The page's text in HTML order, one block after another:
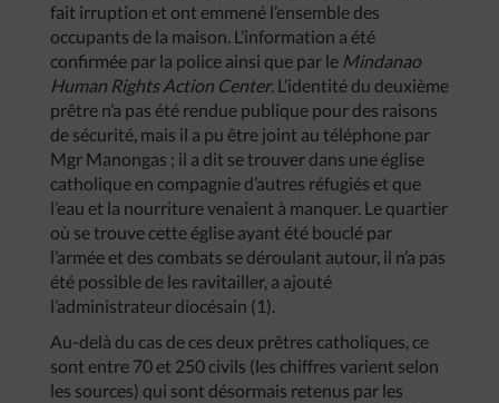
fait irruption et ont emmené l’ensemble des
occupants de la maison. L’information a été
confirmée par la police ainsi que par le Mindanao
Human Rights Action Center. L’identité du deuxième
prêtre n’a pas été rendue publique pour des raisons
de sécurité, mais il a pu être joint au téléphone par
Mgr Manongas ; il a dit se trouver dans une église
catholique en compagnie d’autres réfugiés et que
l’eau et la nourriture venaient à manquer. Le quartier
où se trouve cette église ayant été bouclé par
l’armée et des combats se déroulant autour, il n’a pas
été possible de les ravitailler, a ajouté
l’administrateur diocésain (1).
Au-delà du cas de ces deux prêtres catholiques, ce
sont entre 70 et 250 civils (les chiffres varient selon
les sources) qui sont désormais retenus par les